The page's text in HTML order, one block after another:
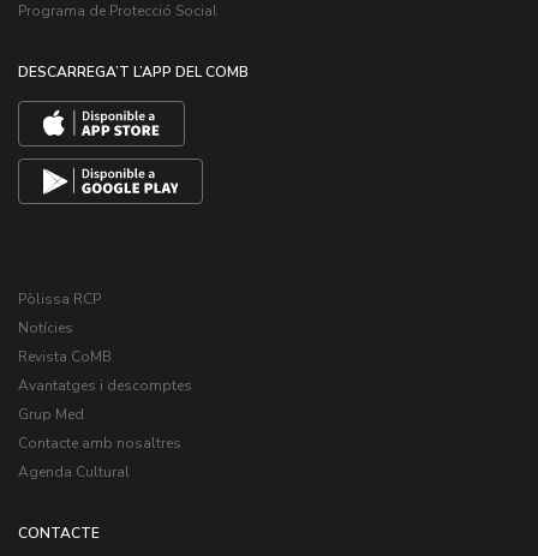
Programa de Protecció Social
DESCARREGA’T L’APP DEL COMB
Pòlissa RCP
Notícies
Revista CoMB
Avantatges i descomptes
Grup Med
Contacte amb nosaltres
Agenda Cultural
CONTACTE